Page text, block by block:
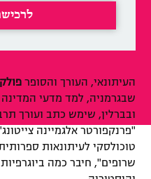
העיתונאי, העורך והסופר
שבגרמניה, למד מדעי המדינה
ובברלין, שימש כתב ועורך
"פרנקפורטר אלגמיינה
טוכולסקי לעיתונאות
שרופים", חיבר כמה